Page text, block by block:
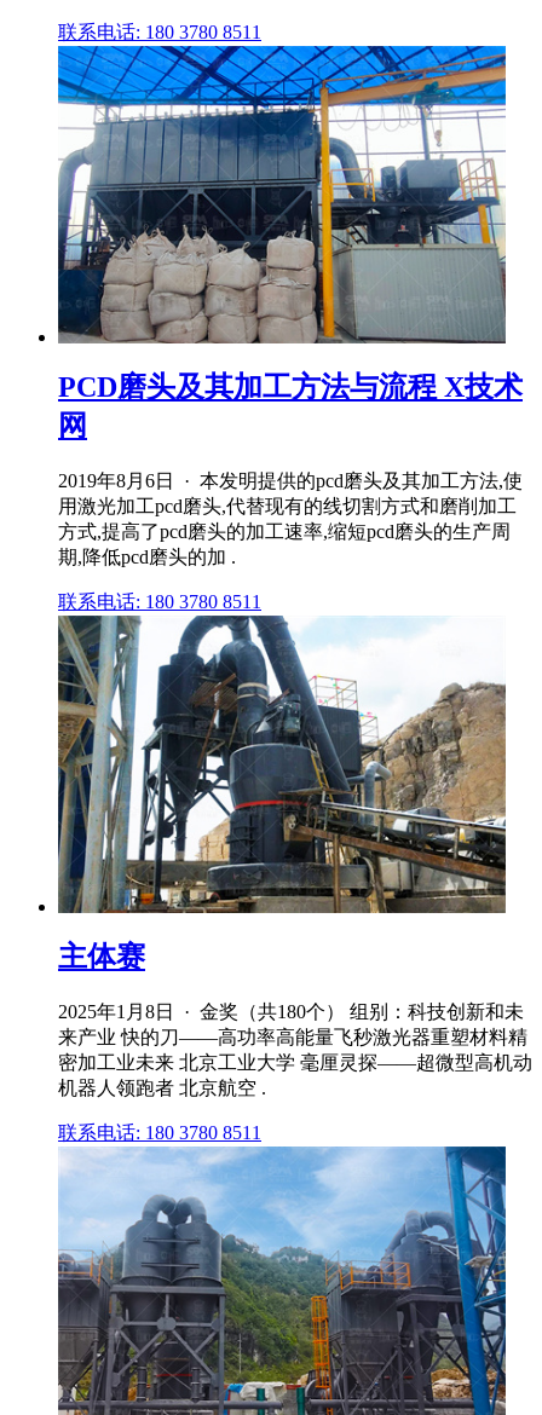
联系电话: 180 3780 8511
PCD磨头及其加工方法与流程 X技术
网
2019年8月6日 · 本发明提供的pcd磨头及其加工方法,使
用激光加工pcd磨头,代替现有的线切割方式和磨削加工
方式,提高了pcd磨头的加工速率,缩短pcd磨头的生产周
期,降低pcd磨头的加 .
联系电话: 180 3780 8511
主体赛
2025年1月8日 · 金奖（共180个） 组别：科技创新和未
来产业 快的刀——高功率高能量飞秒激光器重塑材料精
密加工业未来 北京工业大学 毫厘灵探——超微型高机动
机器人领跑者 北京航空 .
联系电话: 180 3780 8511